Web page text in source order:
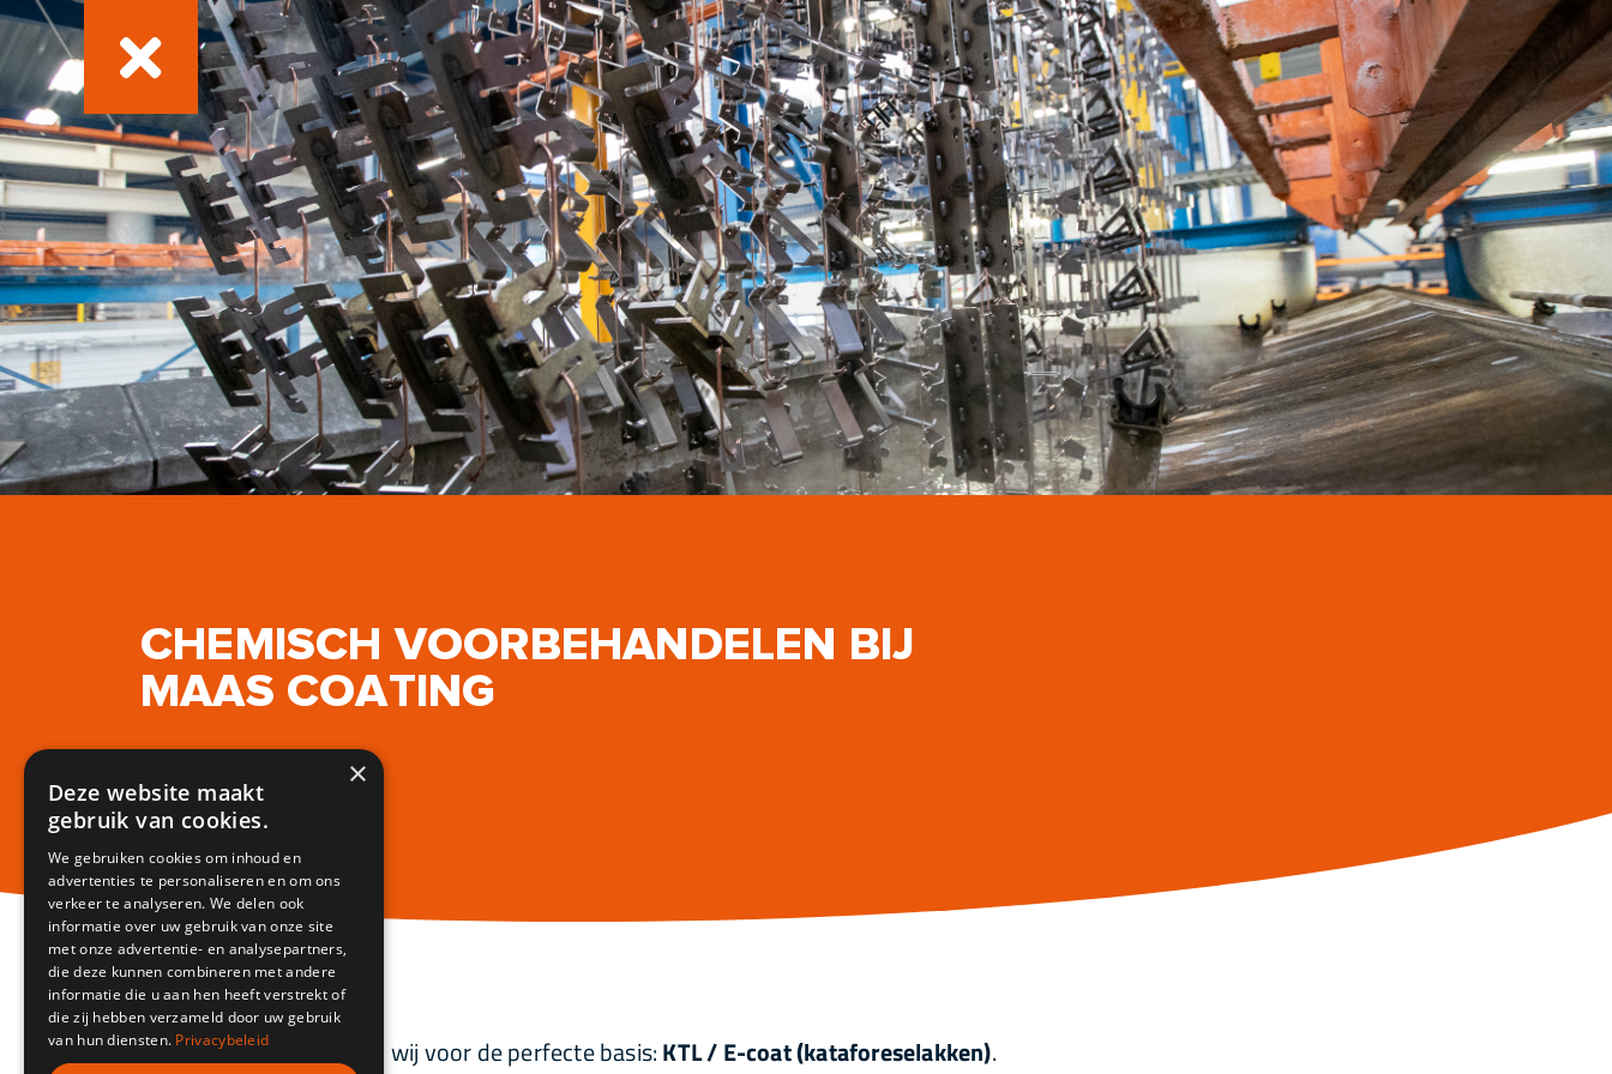
CHEMISCH VOORBEHANDELEN BIJ
MAAS COATING
Bij Maas Coating zorgen wij voor de perfecte basis:KTL / E-coat (kataforeselakken).
×
Deze website maakt
gebruik van cookies.
We gebruiken cookies om inhoud en
advertenties te personaliseren en om ons
verkeer te analyseren. We delen ook
informatie over uw gebruik van onze site
met onze advertentie- en analysepartners,
die deze kunnen combineren met andere
informatie die u aan hen heeft verstrekt of
die zij hebben verzameld door uw gebruik
van hun diensten. Privacybeleid